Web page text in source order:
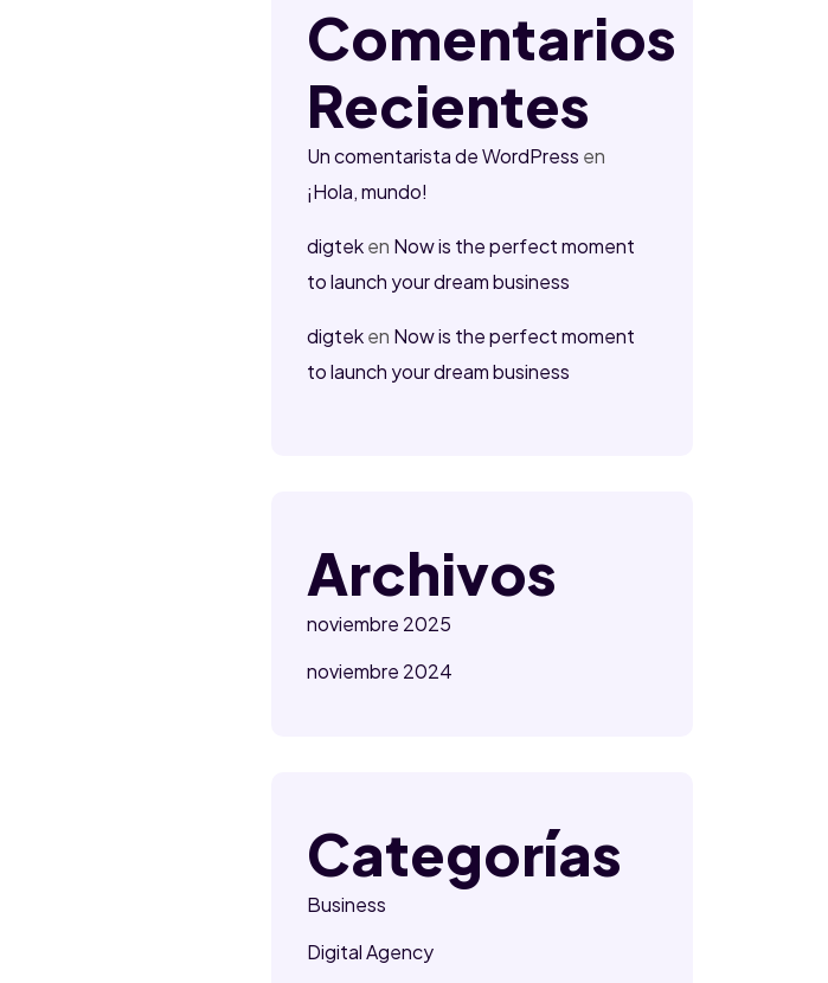
Comentarios
Recientes
Un comentarista de WordPress en
¡Hola, mundo!
digteken Now is the perfect moment
to launch your dream business
digteken Now is the perfect moment
to launch your dream business
Archivos
noviembre 2025
noviembre 2024
Categorías
Business
Digital Agency